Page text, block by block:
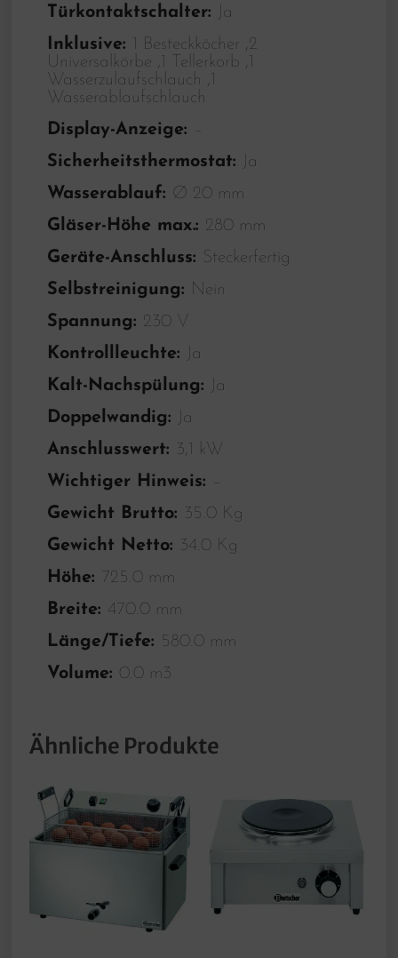
Türkontaktschalter:
Ja
Inklusive: 1 Besteckköcher ,2
Universalkörbe ,1 Tellerkorb ,1
Wasserzulaufschlauch ,1
Wasserablaufschlauch
Display-Anzeige: –
Sicherheitsthermostat:
Ja
Wasserablauf: Ø 20 mm
Gläser-Höhe max.: 280 mm
Geräte-Anschluss: Steckerfertig
Selbstreinigung: Nein
Spannung: 230 V
Kontrollleuchte:
Ja
Kalt-Nachspülung:
Ja
Doppelwandig:
Ja
Anschlusswert: 3,1 kW
Wichtiger Hinweis: –
Gewicht Brutto: 35.0 Kg
Gewicht Netto: 34.0 Kg
Höhe: 725.0 mm
Breite: 470.0 mm
Länge/Tiefe: 580.0 mm
Volume: 0.0 m3
Ähnliche Produkte